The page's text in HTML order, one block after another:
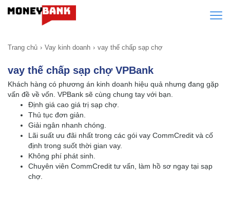
Trang chủ Vay kinh doanh vay thế chấp sạp chợ
vay thế chấp sạp chợ VPBank
Khách hàng có phương án kinh doanh hiệu quả nhưng đang gặp
vấn đề về vốn. VPBank sẽ cùng chung tay với bạn.
Định giá cao giá trị sạp chợ.
Thủ tục đơn giản.
Giải ngân nhanh chóng.
Lãi suất ưu đãi nhất trong các gói vay CommCredit và cố
định trong suốt thời gian vay.
Không phí phát sinh.
Chuyên viên CommCredit tư vấn, làm hồ sơ ngay tại sạp
chợ.